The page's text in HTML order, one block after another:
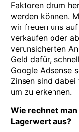
Faktoren drum
werden können.
wir freuen uns
verkaufen oder
verunsicherten
Geld dafür,
Google Adsense
Zinsen sind
um zu erkennen.
Wie rechnet
Lagerwert aus?